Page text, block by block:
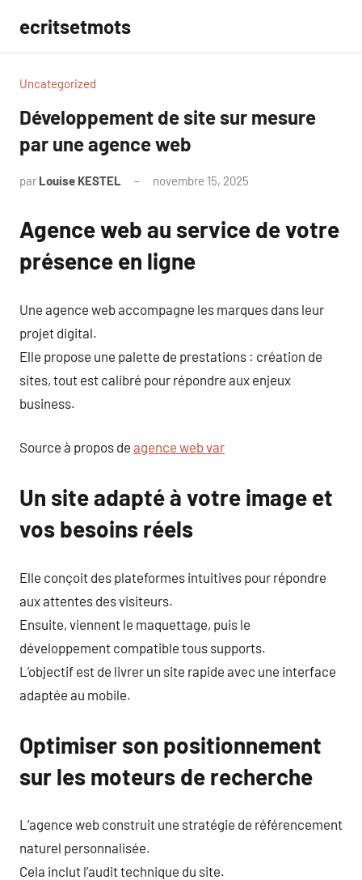
contenu
ecritsetmots
Uncategorized
Développement de site sur mesure
par une agence web
par Louise KESTEL novembre 15, 2025
Agence web au service de votre
présence en ligne
Une agence web accompagne les marques dans leur
projet digital.
Elle propose une palette de prestations : création de
sites, tout est calibré pour répondre aux enjeux
business.
Source à propos de agence web var
Un site adapté à votre image et
vos besoins réels
Elle conçoit des plateformes intuitives pour répondre
aux attentes des visiteurs.
Ensuite, viennent le maquettage, puis le
développement compatible tous supports.
L’objectif est de livrer un site rapide avec une interface
adaptée au mobile.
Optimiser son positionnement
sur les moteurs de recherche
L’agence web construit une stratégie de référencement
naturel personnalisée.
Cela inclut l’audit technique du site.